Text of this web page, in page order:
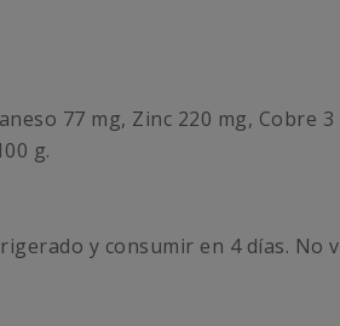
77 mg, Zinc 220 mg, Cobre
g.
y consumir en 4 días. No